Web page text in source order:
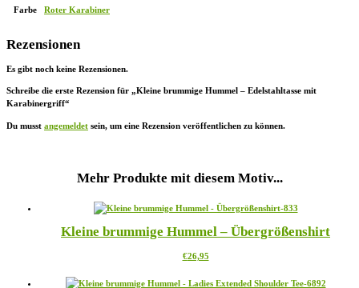
Farbe Roter Karabiner
Rezensionen
Es gibt noch keine Rezensionen.
Schreibe die erste Rezension für „Kleine brummige Hummel – Edelstahltasse mit
Karabinergriff“
Du musst angemeldet sein, um eine Rezension veröffentlichen zu können.
Mehr Produkte mit diesem Motiv...
Kleine brummige Hummel – Übergrößenshirt
€26,95Dieses
weist